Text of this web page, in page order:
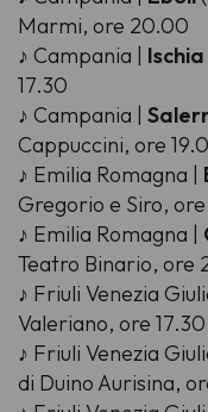
Marmi, ore 20.00
♪ Campania | Ischia
17.30
♪ Campania |
Cappuccini, ore
♪ Emilia Romagna |
Gregorio e Siro,
♪ Emilia Romagna |
Teatro Binario, ore
♪ Friuli Venezia
Valeriano, ore 17.30
♪ Friuli Venezia
di Duino Aurisina,